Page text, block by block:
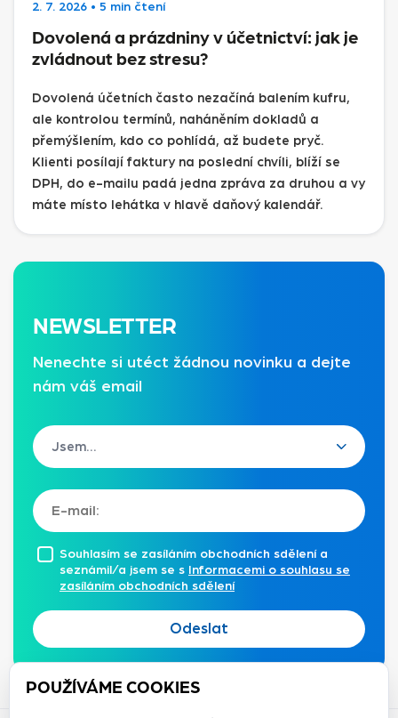
2. 7. 2026 • 5 min čtení
Dovolená a prázdniny v účetnictví: jak je
zvládnout bez stresu?
Dovolená účetních často nezačíná balením kufru,
ale kontrolou termínů, naháněním dokladů a
přemýšlením, kdo co pohlídá, až budete pryč.
Klienti posílají faktury na poslední chvíli, blíží se
DPH, do e-mailu padá jedna zpráva za druhou a vy
máte místo lehátka v hlavě daňový kalendář.
NEWSLETTER
Nenechte si utéct žádnou novinku a dejte
nám váš email
Souhlasím se zasíláním obchodních sdělení a
seznámil/a jsem se s
Informacemi o souhlasu se
zasíláním obchodních sdělení
Odeslat
POUŽÍVÁME COOKIES